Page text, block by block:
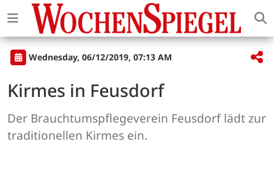
Wednesday, 06/12/2019, 07:13 AM
Kirmes in Feusdorf
Der Brauchtumspflegeverein Feusdorf lädt zur
traditionellen Kirmes ein.